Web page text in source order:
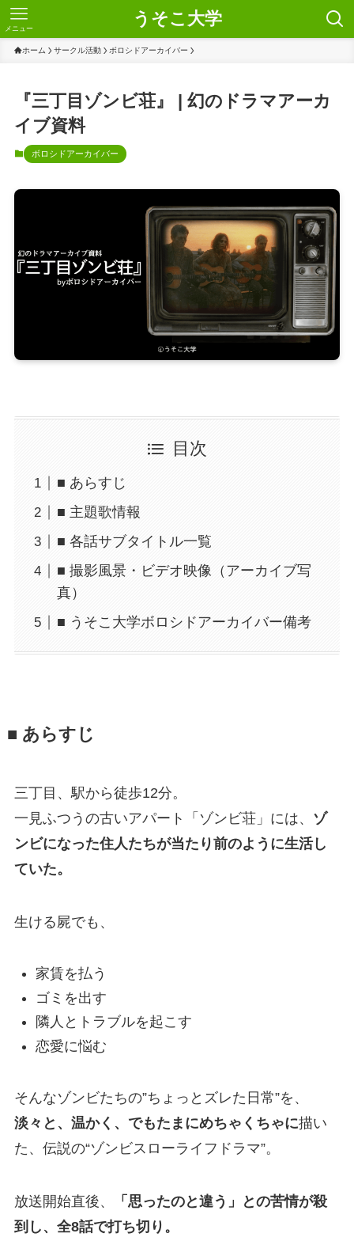
うそこ大学
メニュー
ホーム サークル活動 ボロシドアーカイバー
『三丁目ゾンビ荘』 | 幻のドラマアーカ
イブ資料
ボロシドアーカイバー
目次
■ あらすじ
■ 主題歌情報
■ 各話サブタイトル一覧
■ 撮影風景・ビデオ映像（アーカイブ写
真）
■ うそこ大学ボロシドアーカイバー備考
■ あらすじ
三丁目、駅から徒歩12分。
一見ふつうの古いアパート「ゾンビ荘」には、 ゾ
ンビになった住人たちが当たり前のように生活し
ていた。
生ける屍でも、
家賃を払う
ゴミを出す
隣人とトラブルを起こす
恋愛に悩む
そんなゾンビたちの”ちょっとズレた日常”を、
淡々と、温かく、でもたまにめちゃくちゃに描い
た、伝説の“ゾンビスローライフドラマ”。
放送開始直後、
「思ったのと違う」との苦情が殺
到し、全8話で打ち切り。